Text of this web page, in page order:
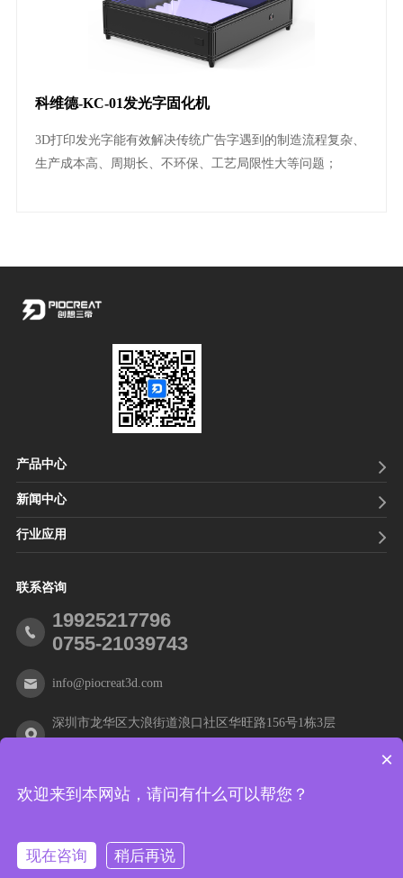
科维德-KC-01发光字固化机
3D打印发光字能有效解决传统广告字遇到的制造流程复杂、
生产成本高、周期长、不环保、工艺局限性大等问题；
产品中心
新闻中心
行业应用
联系咨询
19925217796
0755-21039743
info@piocreat3d.com
深圳市龙华区大浪街道浪口社区华旺路156号1栋3层
2021012088号
网站地图 | 隐私声明
×
欢迎来到本网站，请问有什么可以帮您？
现在咨询 稍后再说